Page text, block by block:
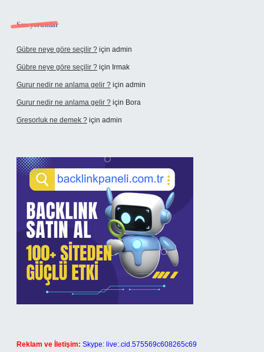
Son yorumlar
Gübre neye göre seçilir ? için admin
Gübre neye göre seçilir ? için Irmak
Gurur nedir ne anlama gelir ? için admin
Gurur nedir ne anlama gelir ? için Bora
Gresorluk ne demek ? için admin
Reklam ve İletişim: Skype: live:.cid.575569c608265c69